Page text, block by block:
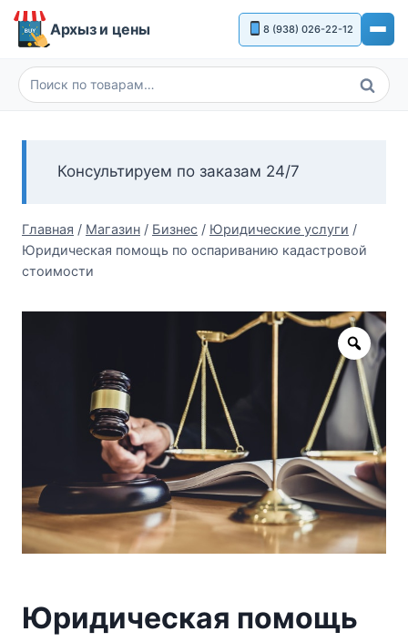
Перейти
Архыз и цены 8 (938) 026-22-12
Искать:
Поиск
Консультируем по заказам 24/7
Главная / Магазин / Бизнес / Юридические услуги /
Юридическая помощь по оспариванию кадастровой
стоимости
Zoom
Юридическая помощь